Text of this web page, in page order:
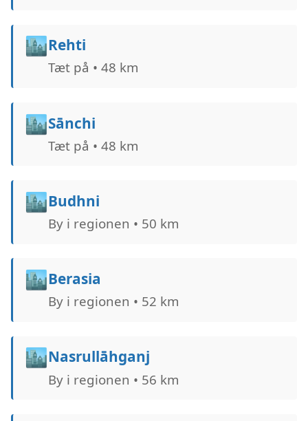
🏙️Rehti
Tæt på • 48 km
🏙️Sānchi
Tæt på • 48 km
🏙️Budhni
By i regionen • 50 km
🏙️Berasia
By i regionen • 52 km
🏙️Nasrullāhganj
By i regionen • 56 km